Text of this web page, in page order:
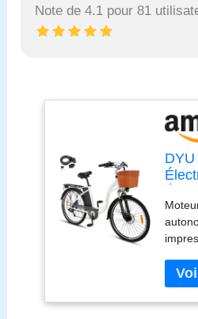
Note de 4.1 pour 81
65
avec
et une